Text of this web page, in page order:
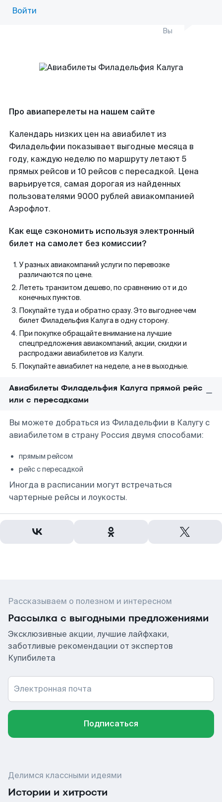
Войти
Вы
Про авиаперелеты на нашем сайте
Календарь низких цен на авиабилет из
Филадельфии показывает выгодные месяца в
году, каждую неделю по маршруту летают 5
прямых рейсов и 10 рейсов с пересадкой. Цена
варьируется, самая дорогая из найденных
пользователями 9000 рублей авиакомпанией
Аэрофлот.
Как еще сэкономить используя электронный
билет на самолет без комиссии?
У разных авиакомпаний услуги по перевозке
различаются по цене.
Лететь транзитом дешево, по сравнению от и до
конечных пунктов.
Покупайте туда и обратно сразу. Это выгоднее чем
билет Филадельфия Калуга в одну сторону.
При покупке обращайте внимание на лучшие
спецпредложения авиакомпаний, акции, скидки и
распродажи авиабилетов из Калуги.
Покупайте авиабилет на неделе, а не в выходные.
Авиабилеты Филадельфия Калуга прямой рейс
или с пересадками
Вы можете добраться из Филадельфии в Калугу с
авиабилетом в страну Россия двумя способами:
прямым рейсом
рейс с пересадкой
Иногда в расписании могут встречаться
чартерные рейсы и лоукосты.
Рассказываем о полезном и интересном
Рассылка с выгодными предложениями
Эксклюзивные акции, лучшие лайфхаки,
заботливые рекомендации от экспертов
Купибилета
Электронная почта
Подписаться
Делимся классными идеями
Истории и хитрости